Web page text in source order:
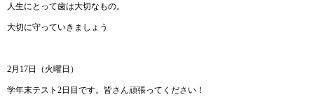
人生にとって歯は大切なもの。
大切に守っていきましょう
2月17日（火曜日）
学年末テスト2日目です。皆さん頑張ってください！